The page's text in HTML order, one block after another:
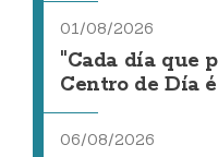
01/08/2026
"Cada día que
Centro de Día
06/08/2026